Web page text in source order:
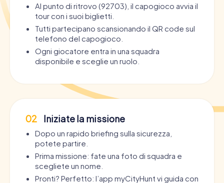
Al punto di ritrovo (92703), il capogioco avvia il
tour con i suoi biglietti.
Tutti partecipano scansionando il QR code sul
telefono del capogioco.
Ogni giocatore entra in una squadra
disponibile e sceglie un ruolo.
02 Iniziate la missione
Dopo un rapido briefing sulla sicurezza,
potete partire.
Prima missione: fate una foto di squadra e
scegliete un nome.
Pronti? Perfetto: l’app myCityHunt vi guida con